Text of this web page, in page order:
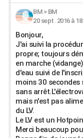
BM> BM
20 sept. 2016 à
Bonjour,
J'ai suivi la
propre; toujours
en marche
d'eau suivi de
moins 30 secondes
sans
mais n'est pas
du LV.
Le LV est un
Merci beaucoup